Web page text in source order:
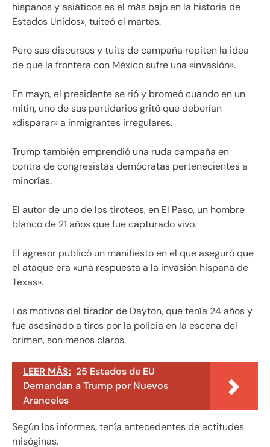
hispanos y asiáticos es el más bajo en la historia de
Estados Unidos», tuiteó el martes.
Pero sus discursos y tuits de campaña repiten la idea
de que la frontera con México sufre una «invasión».
En mayo, el presidente se rió y bromeó cuando en un
mitin, uno de sus partidarios gritó que deberían
«disparar» a inmigrantes irregulares.
Trump también emprendió una ruda campaña en
contra de congresistas demócratas pertenecientes a
minorías.
El autor de uno de los tiroteos, en El Paso, un hombre
blanco de 21 años que fue capturado vivo.
El agresor publicó un manifiesto en el que aseguró que
el ataque era «una respuesta a la invasión hispana de
Texas».
Los motivos del tirador de Dayton, que tenía 24 años y
fue asesinado a tiros por la policía en la escena del
crimen, son menos claros.
LEER MÁS: 25 Estados de EU
Demandan a Trump por Nuevos
Aranceles
Según los informes, tenía antecedentes de actitudes
misóginas.